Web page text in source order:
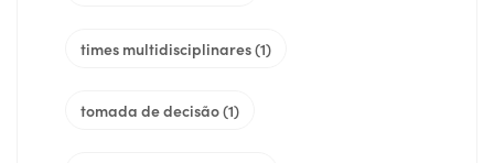
times multidisciplinares(1)
tomada de decisão(1)